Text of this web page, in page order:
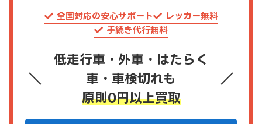
全国対応の安心サポート
レッカー無料
手続き代行無料
低走行車・外車・はたらく
車・車検切れも
原則0円以上買取